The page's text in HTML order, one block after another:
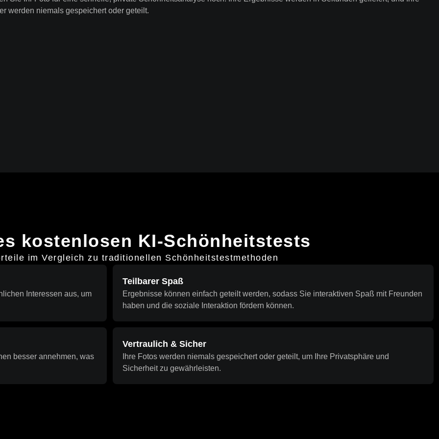
werden niemals gespeichert oder geteilt.
kostenlosen KI-Schönheitstests
im Vergleich zu traditionellen Schönheitstestmethoden
Interessen aus, um
Teilbarer Spaß
Ergebnisse können einfach geteilt werden, sodass Sie interaktiven Spaß mit Freunden
haben und die soziale Interaktion fördern können.
besser annehmen, was
Vertraulich & Sicher
Ihre Fotos werden niemals gespeichert oder geteilt, um Ihre Privatsphäre und
Sicherheit zu gewährleisten.